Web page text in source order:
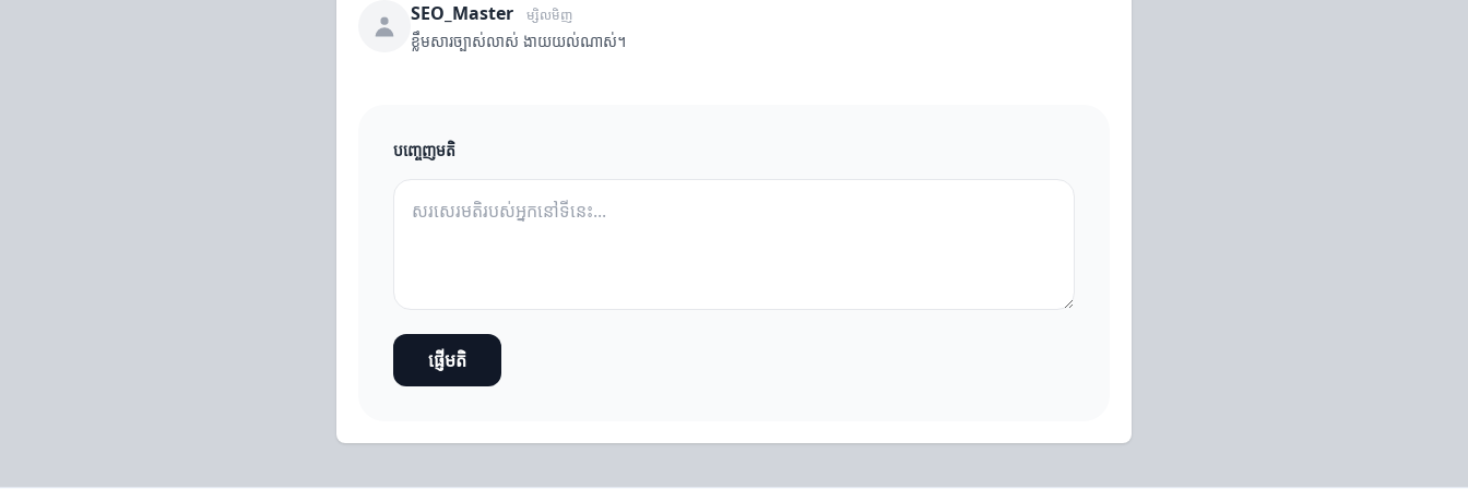
SEO_Master ម្សិលមិញ
ខ្លឹមសារច្បាស់លាស់ ងាយយល់ណាស់។
បញ្ចេញមតិ
ផ្ញើមតិ